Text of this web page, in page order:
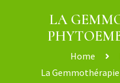
LA
Home
La